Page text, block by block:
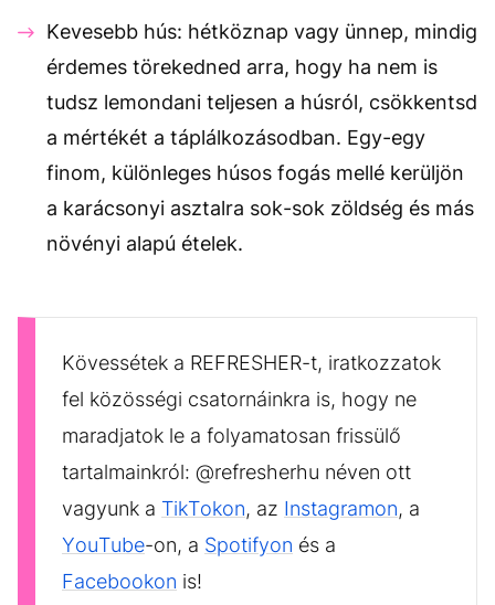
Kevesebb hús: hétköznap vagy ünnep, mindig
érdemes törekedned arra, hogy ha nem is
tudsz lemondani teljesen a húsról, csökkentsd
a mértékét a táplálkozásodban. Egy-egy
finom, különleges húsos fogás mellé kerüljön
a karácsonyi asztalra sok-sok zöldség és más
növényi alapú ételek.
Kövessétek a REFRESHER-t, iratkozzatok
fel közösségi csatornáinkra is, hogy ne
maradjatok le a folyamatosan frissülő
tartalmainkról: @refresherhu néven ott
vagyunk a TikTokon, az Instagramon, a
YouTube-on, a Spotifyon és a
Facebookon is!